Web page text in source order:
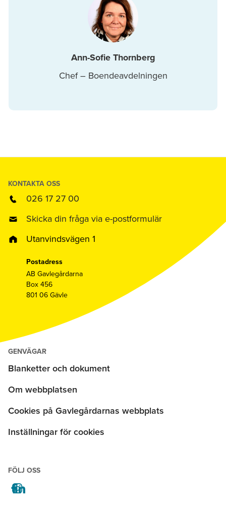
Ann-Sofie Thornberg
Chef – Boendeavdelningen
KONTAKTA OSS
026 17 27 00
Skicka din fråga via e-postformulär
Utanvindsvägen 1
Postadress
AB Gavlegårdarna
Box 456
801 06 Gävle
GENVÄGAR
Blanketter och dokument
Om webbplatsen
Cookies på Gavlegårdarnas webbplats
Inställningar för cookies
FÖLJ OSS
facebook
instagram
linkedin